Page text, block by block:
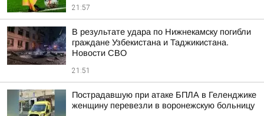
21:57
В результате удара по Нижнекамску погибли
граждане Узбекистана и Таджикистана.
Новости СВО
21:51
Пострадавшую при атаке БПЛА в Геленджике
женщину перевезли в воронежскую больницу